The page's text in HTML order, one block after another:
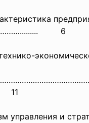
6
11
управления и